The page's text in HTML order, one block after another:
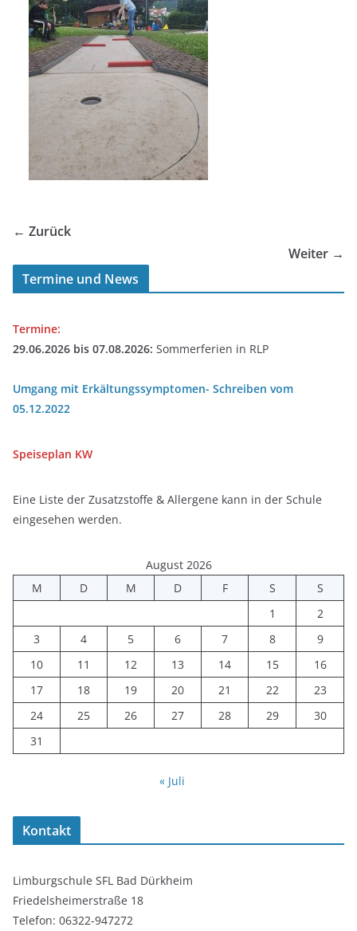
← Zurück
Weiter →
Termine und News
Termine:
29.06.2026 bis 07.08.2026: Sommerferien in RLP
Umgang mit Erkältungssymptomen- Schreiben vom
05.12.2022
Speiseplan KW
Eine Liste der Zusatzstoffe & Allergene kann in der Schule
eingesehen werden.
August 2026
M
D M D F S
S
1
2
3
4 5 6 7 8
9
10
11 12 13 14 15
16
17
18 19 20 21 22
23
24
25 26 27 28 29
30
31
« Juli
Kontakt
Limburgschule SFL Bad Dürkheim
Friedelsheimerstraße 18
Telefon: 06322-947272